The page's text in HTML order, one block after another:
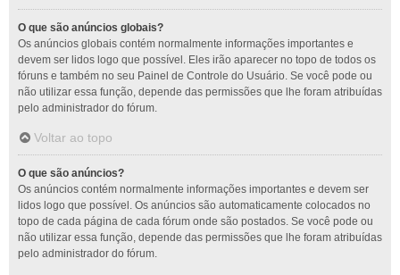
O que são anúncios globais?
Os anúncios globais contém normalmente informações importantes e
devem ser lidos logo que possível. Eles irão aparecer no topo de todos os
fóruns e também no seu Painel de Controle do Usuário. Se você pode ou
não utilizar essa função, depende das permissões que lhe foram atribuídas
pelo administrador do fórum.
Voltar ao topo
O que são anúncios?
Os anúncios contém normalmente informações importantes e devem ser
lidos logo que possível. Os anúncios são automaticamente colocados no
topo de cada página de cada fórum onde são postados. Se você pode ou
não utilizar essa função, depende das permissões que lhe foram atribuídas
pelo administrador do fórum.